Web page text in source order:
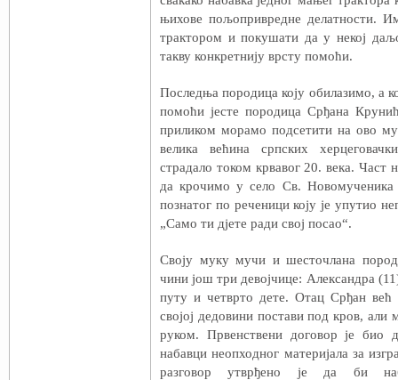
њихове пољопривредне делатности.
трактором и покушати да у некој
такву конкретнију врсту помоћи.
Последња породица коју обилазимо, а
помоћи јесте породица Срђана
приликом морамо подсетити на ово
велика већина српских
страдало током крвавог 20. века.
да крочимо у село Св. Новомученика
познатог по реченици коју је упутио
„Само ти дјете ради свој посао“.
Своју муку мучи и шесточлана
чини још три девојчице: Александра
путу и четврто дете. Отац Срђан
својој дедовини постави под кров, али
руком. Првенствени договор је био
набавци неопходног материјала за
разговор утврђено је да би